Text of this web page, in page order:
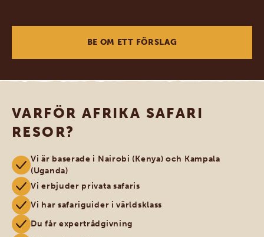
BE OM ETT FÖRSLAG
VARFÖR AFRIKA SAFARI
RESOR?
Vi är baserade i Nairobi (Kenya) och Kampala
(Uganda)
Vi erbjuder privata safaris
Vi har safariguider i världsklass
Du får expertrådgivning